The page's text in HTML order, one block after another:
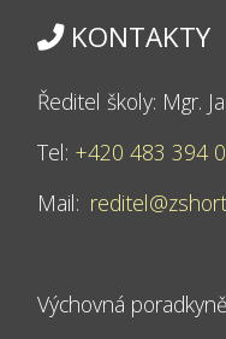
KONTAKTY
Ředitel školy: Mgr.
Tel: +420 483 394
Mail:
Výchovná